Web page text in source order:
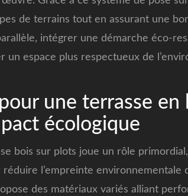
de terrains tout en assurant une
intégrer une démarche éco-
un espace plus respectueux de
une terrasse en
écologique
bois sur plots joue un rôle
réduire l’empreinte environnementale
des matériaux variés alliant